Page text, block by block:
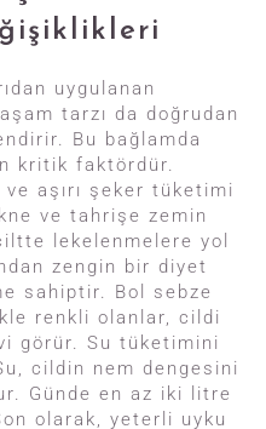
uygulanan
tarzı da doğrudan
Bu bağlamda
kritik faktördür.
aşırı şeker tüketimi
ve tahrişe zemin
lekelenmelere yol
zengin bir diyet
sahiptir. Bol sebze
renkli olanlar, cildi
görür. Su tüketimini
cildin nem dengesini
Günde en az iki litre
olarak, yeterli uyku